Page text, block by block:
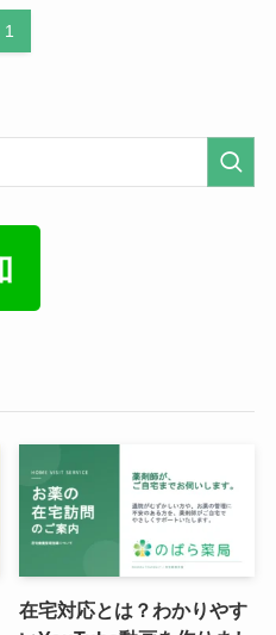
1
在宅対応とは？わかりやす